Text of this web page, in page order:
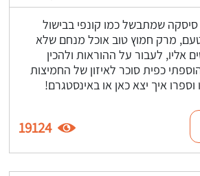
שמתבשל כמו קונפי בבישול
מרק חמוץ טוב אוכל מנחם שלא
אליו, לעבור על ההוראות ולהכין
כפית סוכר לאיזון של החמיצות
איך יצא כאן או באינסטגרם!
19124